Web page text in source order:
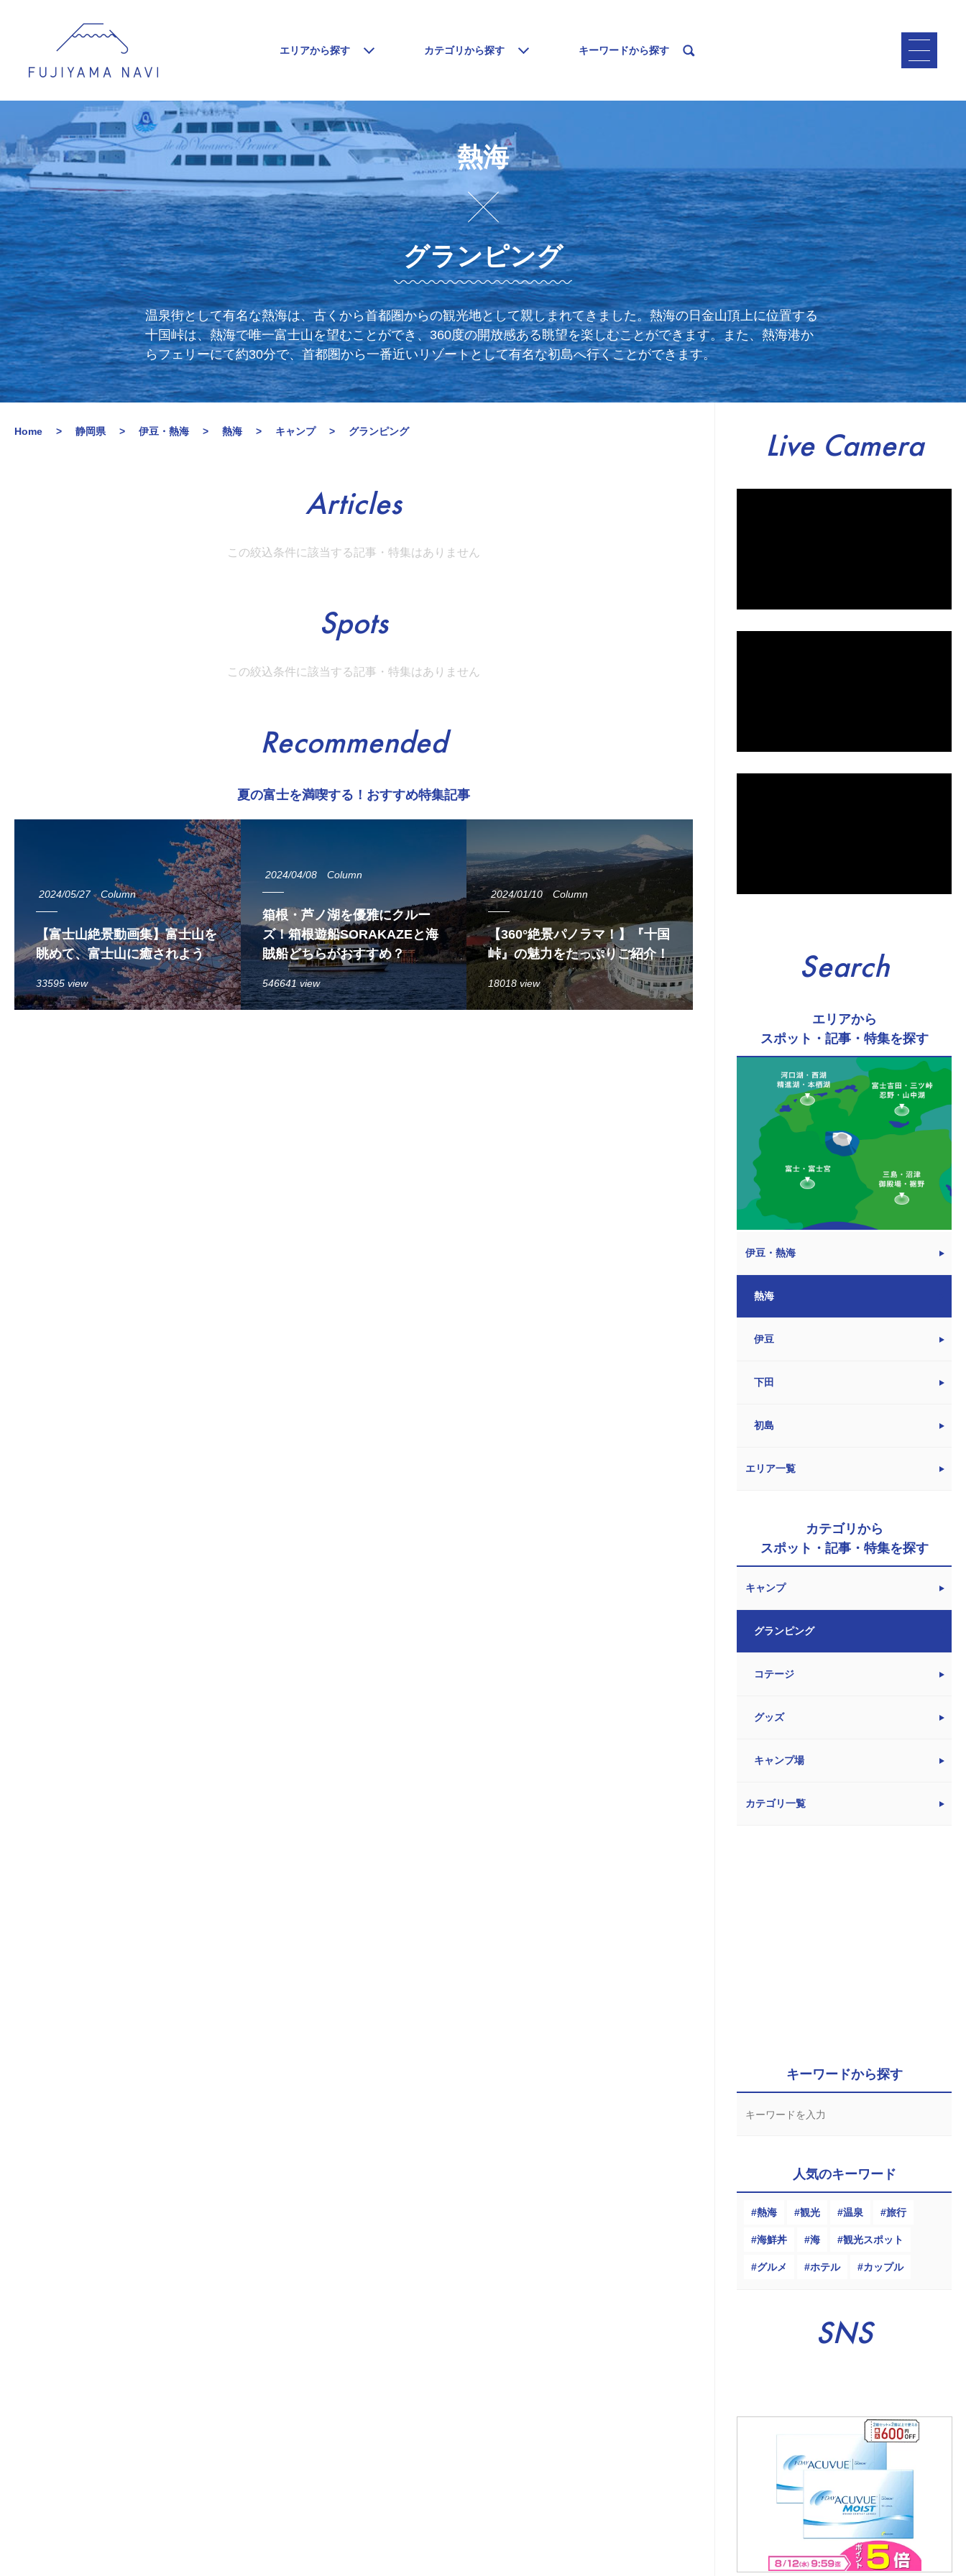
エリアから探す カテゴリから探す キーワードから探す
熱海
グランピング
温泉街として有名な熱海は、古くから首都圏からの観光地として親しまれてきました。熱海の日金山頂上に位置する
十国峠は、熱海で唯一富士山を望むことができ、360度の開放感ある眺望を楽しむことができます。また、熱海港か
らフェリーにて約30分で、首都圏から一番近いリゾートとして有名な初島へ行くことができます。
Home 静岡県 伊豆・熱海 熱海 キャンプ グランピング
Articles
この絞込条件に該当する記事・特集はありません
Spots
この絞込条件に該当する記事・特集はありません
Recommended
夏の富士を満喫する！おすすめ特集記事
2024/05/27 Column
【富士山絶景動画集】富士山を
眺めて、富士山に癒されよう
33595 view
2024/04/08 Column
箱根・芦ノ湖を優雅にクルー
ズ！箱根遊船SORAKAZEと海
賊船どちらがおすすめ？
546641 view
2024/01/10 Column
【360°絶景パノラマ！】『十国
峠』の魅力をたっぷりご紹介！
18018 view
Live Camera
Search
エリアから
スポット・記事・特集を探す
伊豆・熱海
熱海
伊豆
下田
初島
エリア一覧
カテゴリから
スポット・記事・特集を探す
キャンプ
グランピング
コテージ
グッズ
キャンプ場
カテゴリ一覧
キーワードから探す
人気のキーワード
熱海 観光 温泉 旅行
海鮮丼 海 観光スポット
グルメ ホテル カップル
SNS